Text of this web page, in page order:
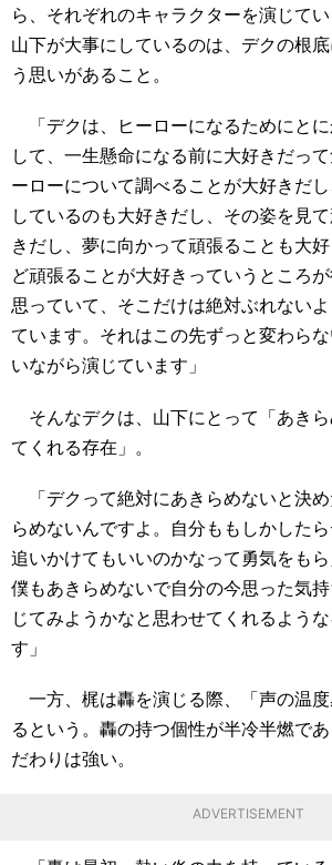
ら、それぞれのキャラクターを演じてい
山下が大事にしているのは、デクの根
う思いがあること。
「デクは、ヒーローになるためにと
して、一生懸命になる前に大好きだっ
ーローについて調べることが大好きだ
しているのも大好きだし、その姿を見
きだし、夢に向かって頑張ることも大
ど頑張ることが大好きっていうところ
思っていて、そこだけは絶対ぶれない
ています。それはこの先ずっと変わら
いながら演じています」
そんなデクは、山下にとって「あきら
てくれる存在」。
「デクって絶対にあきらめないと決
らめないんですよ。自分ももしかした
追いかけてもいいのかなって勇気をもら
僕もあきらめないで自分の今思った気
じてみようかなと思わせてくれるよう
す」
一方、梶は轟を演じる際、「声の温
るという。轟の持つ個性が半冷半燃で
だわりは強い。
ADVERTISEMENT